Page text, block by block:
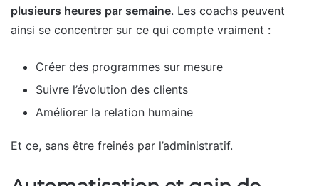
plusieurs heures par semaine. Les coachs peuvent
ainsi se concentrer sur ce qui compte vraiment :
Créer des programmes sur mesure
Suivre l’évolution des clients
Améliorer la relation humaine
Et ce, sans être freinés par l’administratif.